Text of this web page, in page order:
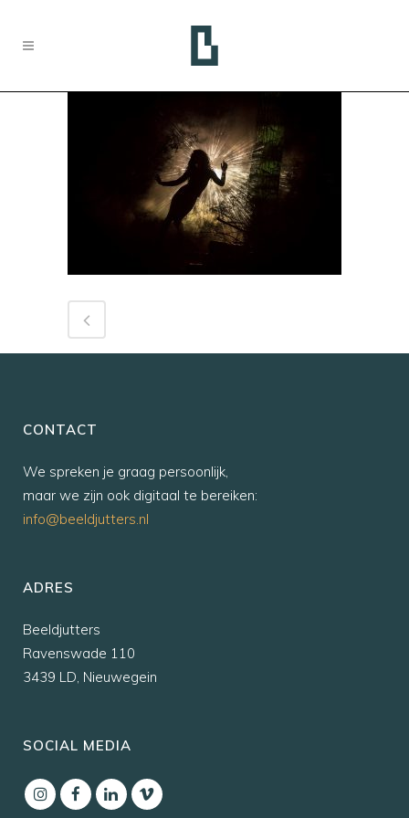
CONTACT
We spreken je graag persoonlijk,
maar we zijn ook digitaal te bereiken:
info@beeldjutters.nl
ADRES
Beeldjutters
Ravenswade 110
3439 LD, Nieuwegein
SOCIAL MEDIA